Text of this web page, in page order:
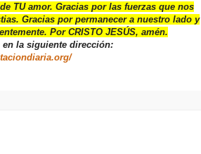
TU amor. Gracias por las fuerzas que nos
Gracias por permanecer a nuestro lado y
Por CRISTO JESÚS, amén.
la siguiente dirección: